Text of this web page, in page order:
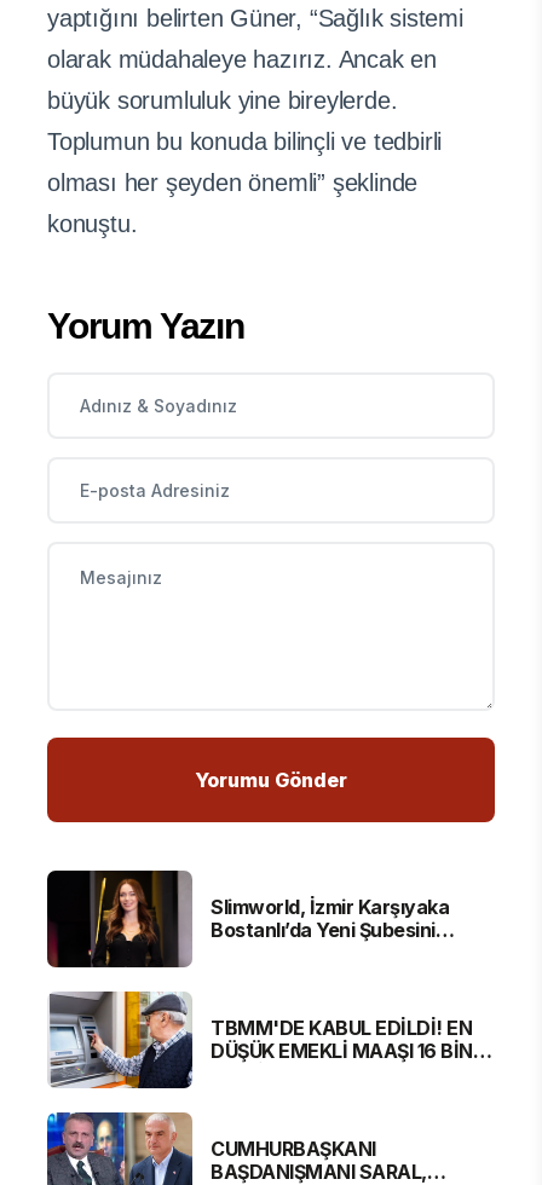
yaptığını belirten Güner, “Sağlık sistemi
olarak müdahaleye hazırız. Ancak en
büyük sorumluluk yine bireylerde.
Toplumun bu konuda bilinçli ve tedbirli
olması her şeyden önemli” şeklinde
konuştu.
Yorum Yazın
Slimworld, İzmir Karşıyaka
Bostanlı’da Yeni Şubesini
TBMM'DE KABUL EDİLDİ! EN
DÜŞÜK EMEKLİ MAAŞI 16 BİN
CUMHURBAŞKANI
BAŞDANIŞMANI SARAL,